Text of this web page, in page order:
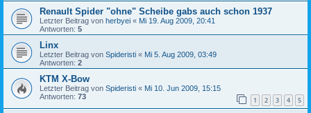
Renault Spider "ohne" Scheibe gabs auch schon 1937
Letzter Beitrag von herbyei « Mi 19. Aug 2009, 20:41
Antworten: 5
Linx
Letzter Beitrag von Spideristi « Mi 5. Aug 2009, 03:49
Antworten: 2
KTM X-Bow
Letzter Beitrag von Spideristi « Mi 10. Jun 2009, 15:15
Antworten: 73 1 2 3 4 5